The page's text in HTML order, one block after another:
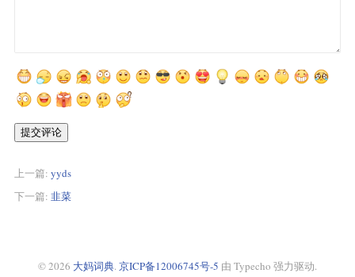
提交评论
上一篇: yyds
下一篇: 韭菜
© 2026 大妈词典. 京ICP备12006745号-5 由 Typecho 强力驱动.